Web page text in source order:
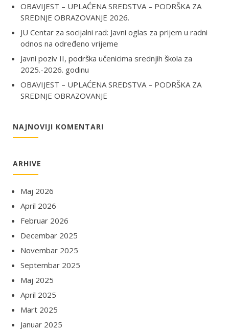
OBAVIJEST – UPLAĆENA SREDSTVA – PODRŠKA ZA
SREDNJE OBRAZOVANJE 2026.
JU Centar za socijalni rad: Javni oglas za prijem u radni
odnos na određeno vrijeme
Javni poziv II, podrška učenicima srednjih škola za
2025.-2026. godinu
OBAVIJEST – UPLAĆENA SREDSTVA – PODRŠKA ZA
SREDNJE OBRAZOVANJE
NAJNOVIJI KOMENTARI
ARHIVE
Maj 2026
April 2026
Februar 2026
Decembar 2025
Novembar 2025
Septembar 2025
Maj 2025
April 2025
Mart 2025
Januar 2025